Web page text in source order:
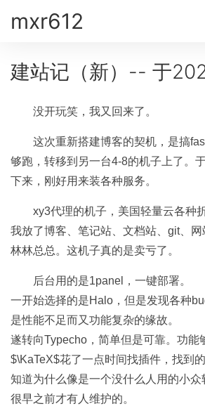
mxr612
建站记（新）-- 于
没开玩笑，我又回来了。
这次重新搭建博客的契机，是搞
够跑，转移到另一台4-8的机子上了。
下来，刚好用来装各种服务。
xy3代理的机子，美国轻量云各种
我放了博客、笔记站、文档站、git、
林林总总。这机子真的是卖亏了。
后台用的是1panel，一键部署。
一开始选择的是Halo，但是发现各种
是性能不足而又功能复杂的缘故。
遂转向Typecho，简单但是可靠。功能
$\KaTeX$花了一点时间找插件，找到
知道为什么像是一个没什么人用的小
很早之前才有人维护的。